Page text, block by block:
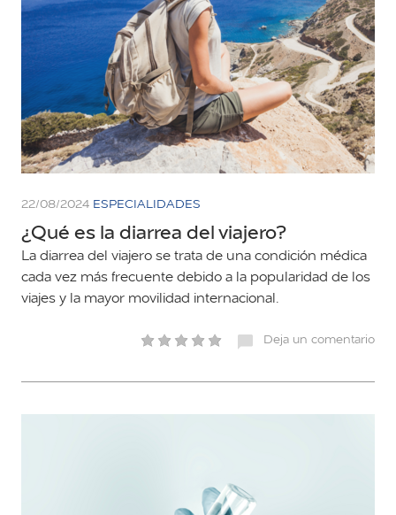
22/08/2024 ESPECIALIDADES
¿Qué es la diarrea del viajero?
La diarrea del viajero se trata de una condición médica
cada vez más frecuente debido a la popularidad de los
viajes y la mayor movilidad internacional.
Deja un comentario